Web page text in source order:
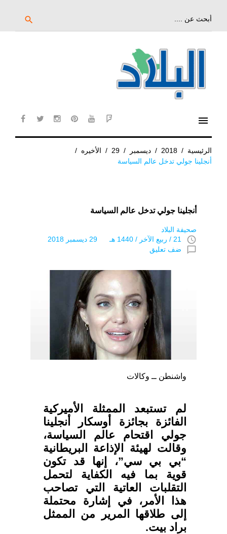
search
menu
الرئيسية /
2018
/ ديسمبر /
29
/ الأخيره /
أنجلينا جولي تدخل عالم السياسة
أنجلينا جولي تدخل عالم السياسة
صحيفة البلاد
access_time 21 / ربيع الآخر / 1440 هـ 29 ديسمبر 2018
chat_bubble_outline ضف تعليق
واشنطن ــ وكالات
لم تستبعد الممثلة الأميركية
الفائزة بجائزة أوسكار أنجلينا
جولي اقتحام عالم السياسة،
وقالت لهيئة الإذاعة البريطانية
“بي بي سي”، إنها قد تكون
قوية بما فيه الكفاية لتحمل
التقلبات العاتية التي تصاحب
هذا الأمر، في إشارة محتملة
إلى طلاقها المرير من الممثل
براد بيت.